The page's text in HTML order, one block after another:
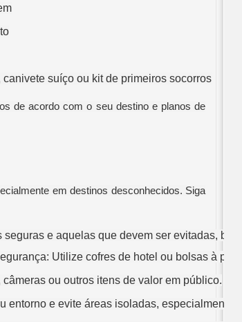
suíço ou kit de primeiros socorros
de acordo com o seu destino e planos de
em destinos desconhecidos. Siga
e aquelas que devem ser evitadas,
Utilize cofres de hotel ou bolsas à
ou outros itens de valor em público.
entorno e evite áreas isoladas, especialmente à